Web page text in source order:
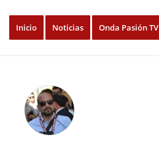
Inicio Noticias Onda Pasión TV